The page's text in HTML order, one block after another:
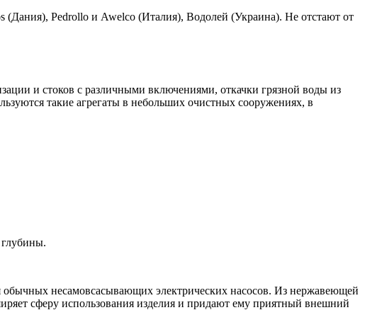
Pedrollo и Awelco (Италия), Водолей (Украина). Не отстают от
и стоков с различными включениями, откачки грязной воды из
такие агрегаты в небольших очистных сооружениях, в
несамовсасывающих электрических насосов. Из нержавеющей
сферу использования изделия и придают ему приятный внешний